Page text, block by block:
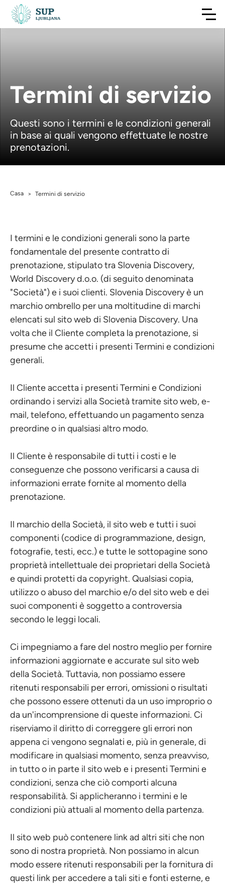
Termini di servizio
Questi sono i termini e le condizioni generali
in base ai quali vengono effettuate le nostre
prenotazioni.
Casa > Termini di servizio
I termini e le condizioni generali sono la parte
fondamentale del presente contratto di
prenotazione, stipulato tra Slovenia Discovery,
World Discovery d.o.o. (di seguito denominata
"Società") e i suoi clienti. Slovenia Discovery è un
marchio ombrello per una moltitudine di marchi
elencati sul sito web di Slovenia Discovery. Una
volta che il Cliente completa la prenotazione, si
presume che accetti i presenti Termini e condizioni
generali.
Il Cliente accetta i presenti Termini e Condizioni
ordinando i servizi alla Società tramite sito web, e-
mail, telefono, effettuando un pagamento senza
preordine o in qualsiasi altro modo.
Il Cliente è responsabile di tutti i costi e le
conseguenze che possono verificarsi a causa di
informazioni errate fornite al momento della
prenotazione.
Il marchio della Società, il sito web e tutti i suoi
componenti (codice di programmazione, design,
fotografie, testi, ecc.) e tutte le sottopagine sono
proprietà intellettuale dei proprietari della Società
e quindi protetti da copyright. Qualsiasi copia,
utilizzo o abuso del marchio e/o del sito web e dei
suoi componenti è soggetto a controversia
secondo le leggi locali.
Ci impegniamo a fare del nostro meglio per fornire
informazioni aggiornate e accurate sul sito web
della Società. Tuttavia, non possiamo essere
ritenuti responsabili per errori, omissioni o risultati
che possono essere ottenuti da un uso improprio o
da un'incomprensione di queste informazioni. Ci
riserviamo il diritto di correggere gli errori non
appena ci vengono segnalati e, più in generale, di
modificare in qualsiasi momento, senza preavviso,
in tutto o in parte il sito web e i presenti Termini e
condizioni, senza che ciò comporti alcuna
responsabilità. Si applicheranno i termini e le
condizioni più attuali al momento della partenza.
Il sito web può contenere link ad altri siti che non
sono di nostra proprietà. Non possiamo in alcun
modo essere ritenuti responsabili per la fornitura di
questi link per accedere a tali siti e fonti esterne, e